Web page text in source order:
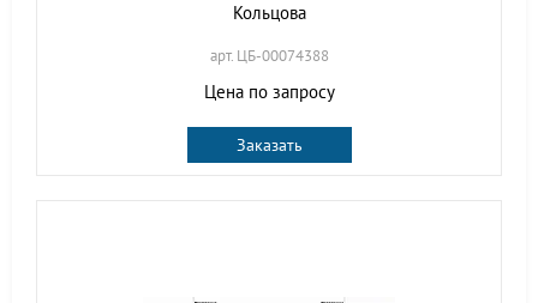
Кольцова
арт. ЦБ-00074388
Цена по запросу
Заказать